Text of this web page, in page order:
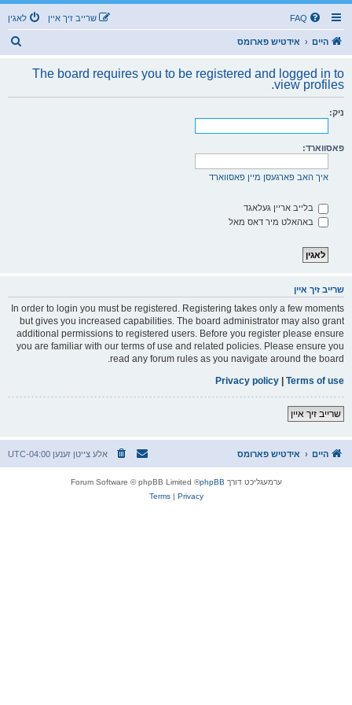
FAQ לאגין שרייב זיך איין
היים אידטיש פארומס
The board requires you to be registered and logged in to
view profiles.
ניק:
פאסווארד:
איך האב פארגעסן מיין פאסווארד
בלייב אריין געלאגד
באהאלט מיר דאס מאל
שרייב זיך איין
In order to login you must be registered. Registering takes only a few moments
but gives you increased capabilities. The board administrator may also grant
additional permissions to registered users. Before you register please ensure
you are familiar with our terms of use and related policies. Please ensure you
read any forum rules as you navigate around the board.
Terms of use
|
Privacy policy
שרייב זיך איין
היים אידטיש פארומס אלע צייטן זענען UTC-04:00
ערמעגליכט דורך phpBB
® Forum Software © phpBB Limited
Privacy
|
Terms